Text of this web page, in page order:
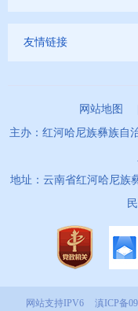
友情链接
网站地图
主办：红河哈尼族彝族自
地址：云南省红河哈尼
网站支持IPV6 滇ICP备